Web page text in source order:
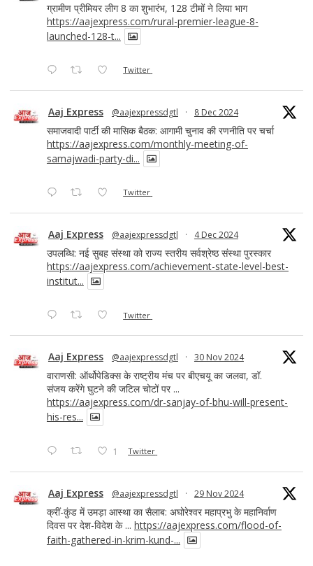
ग्रामीण प्रीमियर लीग 8 का शुभारंभ, 128 टीमों ने लिया भाग
https://aajexpress.com/rural-premier-league-8-
launched-128-t...
Twitter
Aaj Express @aajexpressdgtl · 8 Dec 2024
समाजवादी पार्टी की मासिक बैठक: आगामी चुनाव की रणनीति पर चर्चा
https://aajexpress.com/monthly-meeting-of-
samajwadi-party-di...
Twitter
Aaj Express @aajexpressdgtl · 4 Dec 2024
उपलब्धि: नई सुबह संस्था को राज्य स्तरीय सर्वश्रेष्ठ संस्था पुरस्कार
https://aajexpress.com/achievement-state-level-best-
institut...
Twitter
Aaj Express @aajexpressdgtl · 30 Nov 2024
वाराणसी: ऑर्थोपेडिक्स के राष्ट्रीय मंच पर बीएचयू का जलवा, डॉ.
संजय करेंगे घुटने की जटिल चोटों पर ...
https://aajexpress.com/dr-sanjay-of-bhu-will-present-
his-res...
1 Twitter
Aaj Express @aajexpressdgtl · 29 Nov 2024
क्रीं-कुंड में उमड़ा आस्था का सैलाब: अघोरेश्वर महाप्रभु के महानिर्वाण
दिवस पर देश-विदेश के ... https://aajexpress.com/flood-of-
faith-gathered-in-krim-kund-...